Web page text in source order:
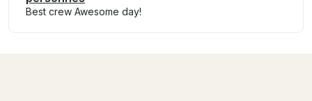
Best crew Awesome day!